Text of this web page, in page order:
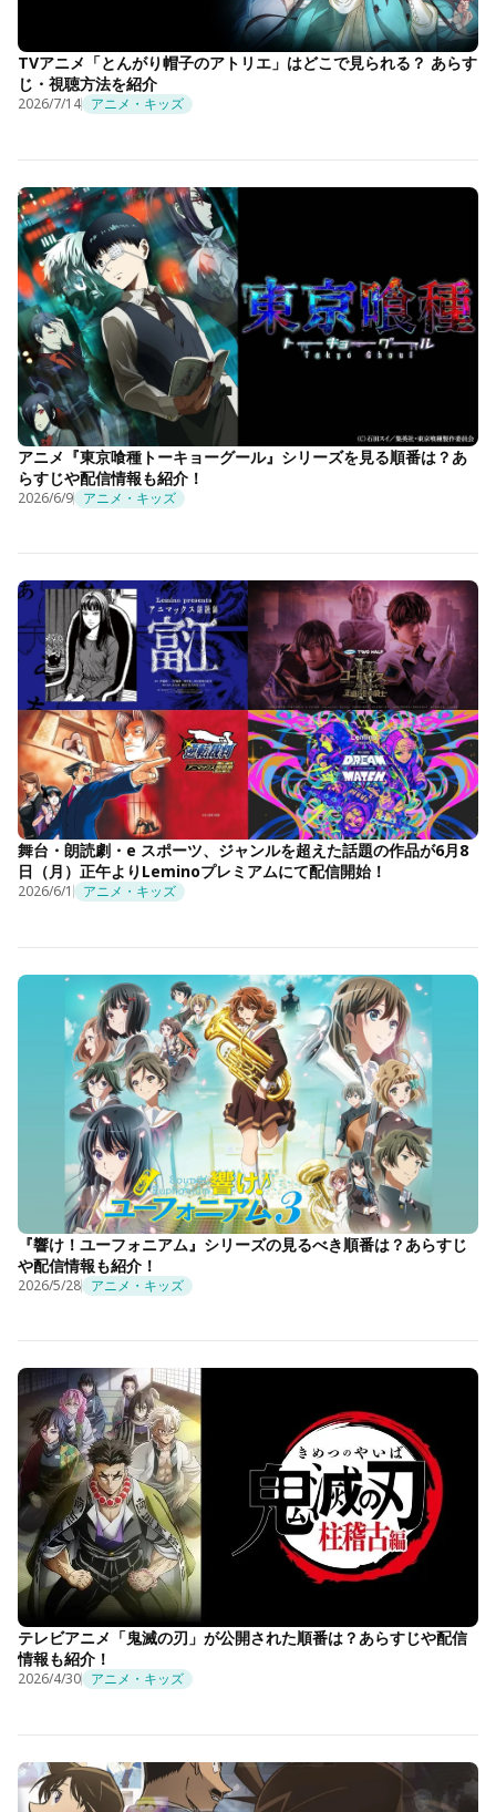
TVアニメ「とんがり帽子のアトリエ」はどこで見られる？ あらす
じ・視聴方法を紹介
2026/7/14 アニメ・キッズ
アニメ『東京喰種トーキョーグール』シリーズを見る順番は？あ
らすじや配信情報も紹介！
2026/6/9 アニメ・キッズ
舞台・朗読劇・e スポーツ、ジャンルを超えた話題の作品が6月8
日（月）正午よりLeminoプレミアムにて配信開始！
2026/6/1 アニメ・キッズ
『響け！ユーフォニアム』シリーズの見るべき順番は？あらすじ
や配信情報も紹介！
2026/5/28 アニメ・キッズ
テレビアニメ「鬼滅の刃」が公開された順番は？あらすじや配信
情報も紹介！
2026/4/30 アニメ・キッズ